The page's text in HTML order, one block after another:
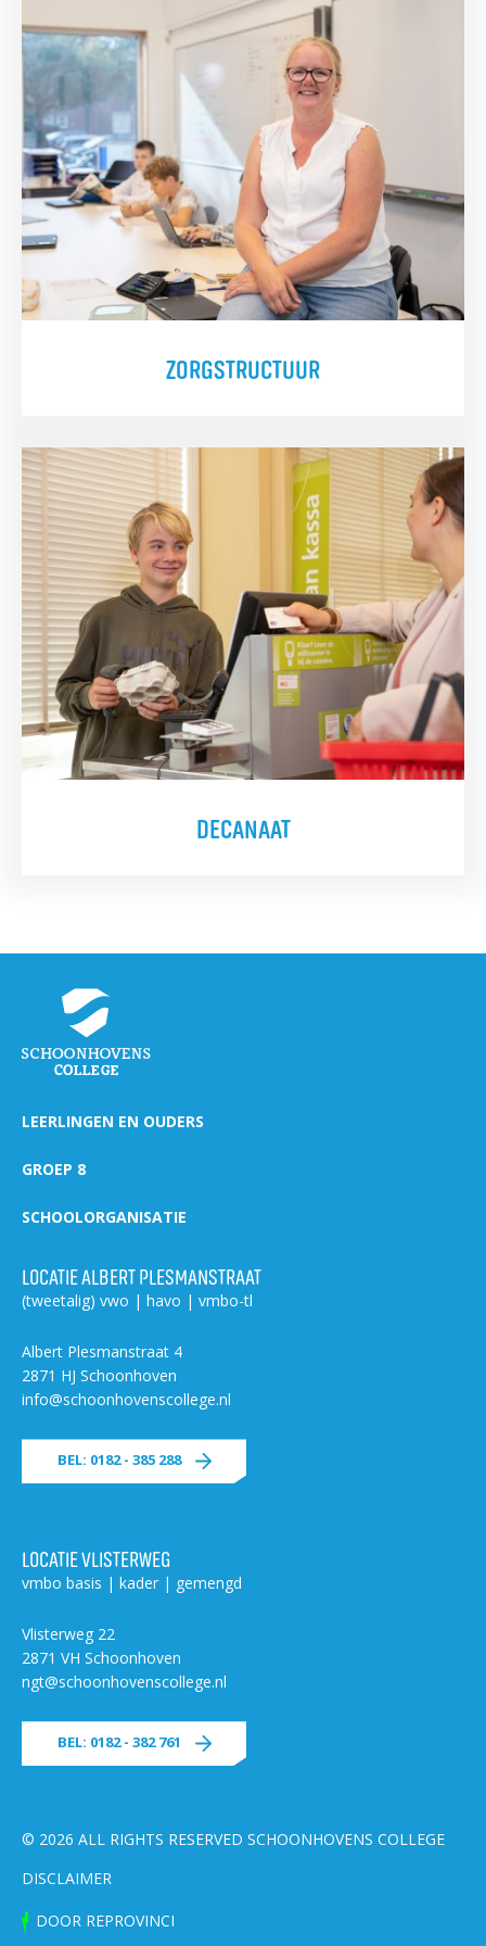
ZORGSTRUCTUUR
DECANAAT
LEERLINGEN EN OUDERS
GROEP 8
SCHOOLORGANISATIE
LOCATIE ALBERT PLESMANSTRAAT
(tweetalig) vwo | havo | vmbo-tl
Albert Plesmanstraat 4
2871 HJ Schoonhoven
info@schoonhovenscollege.nl
BEL: 0182 - 385 288
LOCATIE VLISTERWEG
vmbo basis | kader | gemengd
Vlisterweg 22
2871 VH Schoonhoven
ngt@schoonhovenscollege.nl
BEL: 0182 - 382 761
© 2026 ALL RIGHTS RESERVED SCHOONHOVENS COLLEGE
DISCLAIMER
DOOR REPROVINCI